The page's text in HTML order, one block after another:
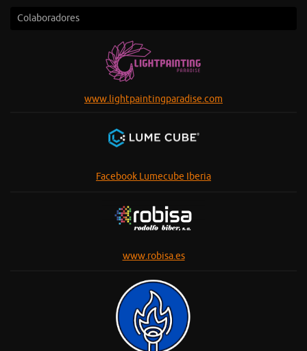
Colaboradores
www.lightpaintingparadise.com
Facebook Lumecube Iberia
www.robisa.es